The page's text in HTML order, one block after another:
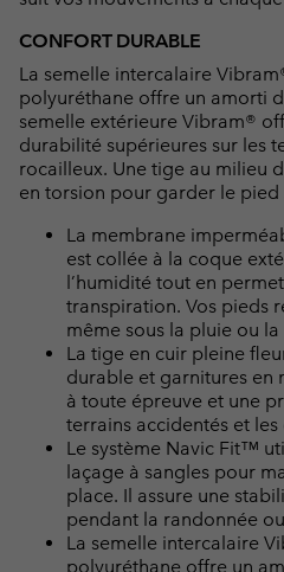
CONFORT DURABLE
La semelle intercalaire
polyuréthane offre un amorti
semelle extérieure Vibram®
durabilité supérieures sur les
rocailleux. Une tige au milieu
en torsion pour garder le pied
La membrane
est collée à la coque
l’humidité tout en
transpiration. Vos pieds
même sous la pluie ou la
La tige en cuir pleine
durable et garnitures en
à toute épreuve et une
terrains accidentés et les
Le système Navic Fit™
laçage à sangles pour
place. Il assure une
pendant la randonnée
La semelle intercalaire
polyuréthane offre un